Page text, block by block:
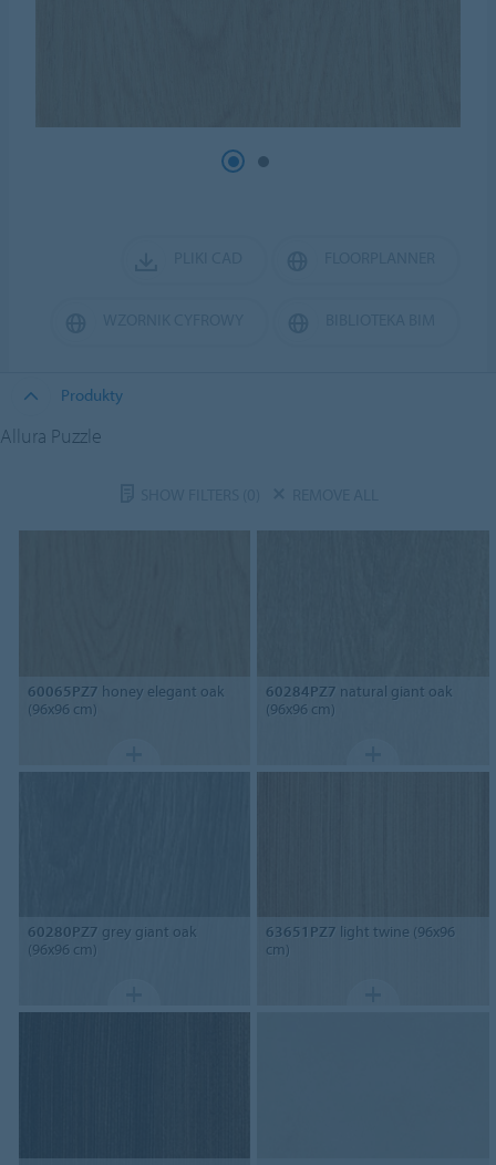
Produkty
Allura Puzzle
60065PZ7 honey elegant oak
(96x96 cm)
60284PZ7 natural giant oak
(96x96 cm)
60280PZ7 grey giant oak
(96x96 cm)
63651PZ7 light twine (96x96
cm)